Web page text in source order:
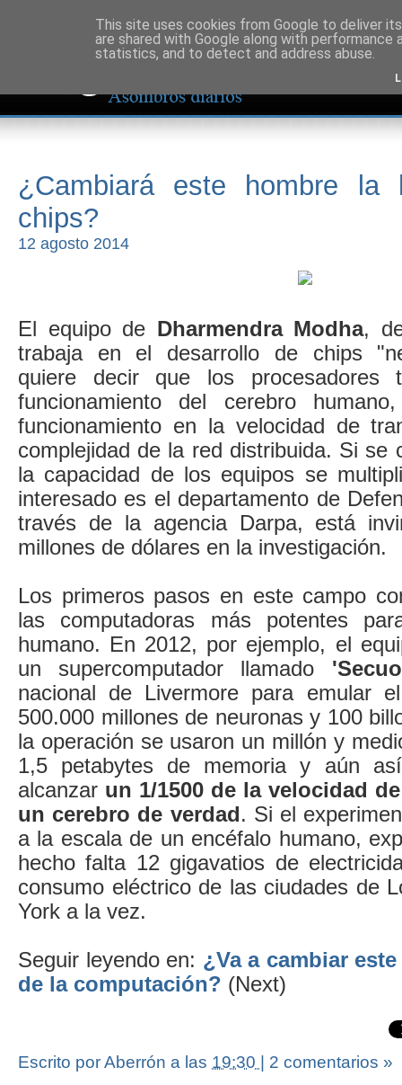
¿Cambiará este hombre la
chips?
12 agosto 2014
El equipo de Dharmendra Modha,
trabaja en el desarrollo de chips
quiere decir que los
funcionamiento del cerebro
funcionamiento en la velocidad de
complejidad de la red distribuida. Si se
la capacidad de los equipos se
interesado es el departamento de
través de la agencia Darpa, está
millones de dólares en la investigación.
Los primeros pasos en este campo
las computadoras más potentes
humano. En 2012, por ejemplo, el
un supercomputador llamado
nacional de Livermore para emular
500.000 millones de neuronas y 100
la operación se usaron un millón y
1,5 petabytes de memoria y aún
alcanzar un 1/1500 de la velocidad
un cerebro de verdad. Si el
a la escala de un encéfalo humano,
hecho falta 12 gigavatios de
consumo eléctrico de las ciudades de
York a la vez.
Seguir leyendo en: ¿Va a cambiar
de la computación? (Next)
Escrito por Aberrón a las 19:30 | 2 comentarios »
This site uses cookies from Google to deliver
are shared with Google along with
statistics, and to detect and address abuse.